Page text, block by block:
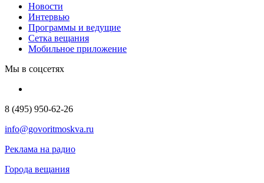
Новости
Интервью
Программы и ведущие
Сетка вещания
Мобильное приложение
Мы в соцсетях
8 (495) 950-62-26
info@govoritmoskva.ru
Реклама на радио
Города вещания